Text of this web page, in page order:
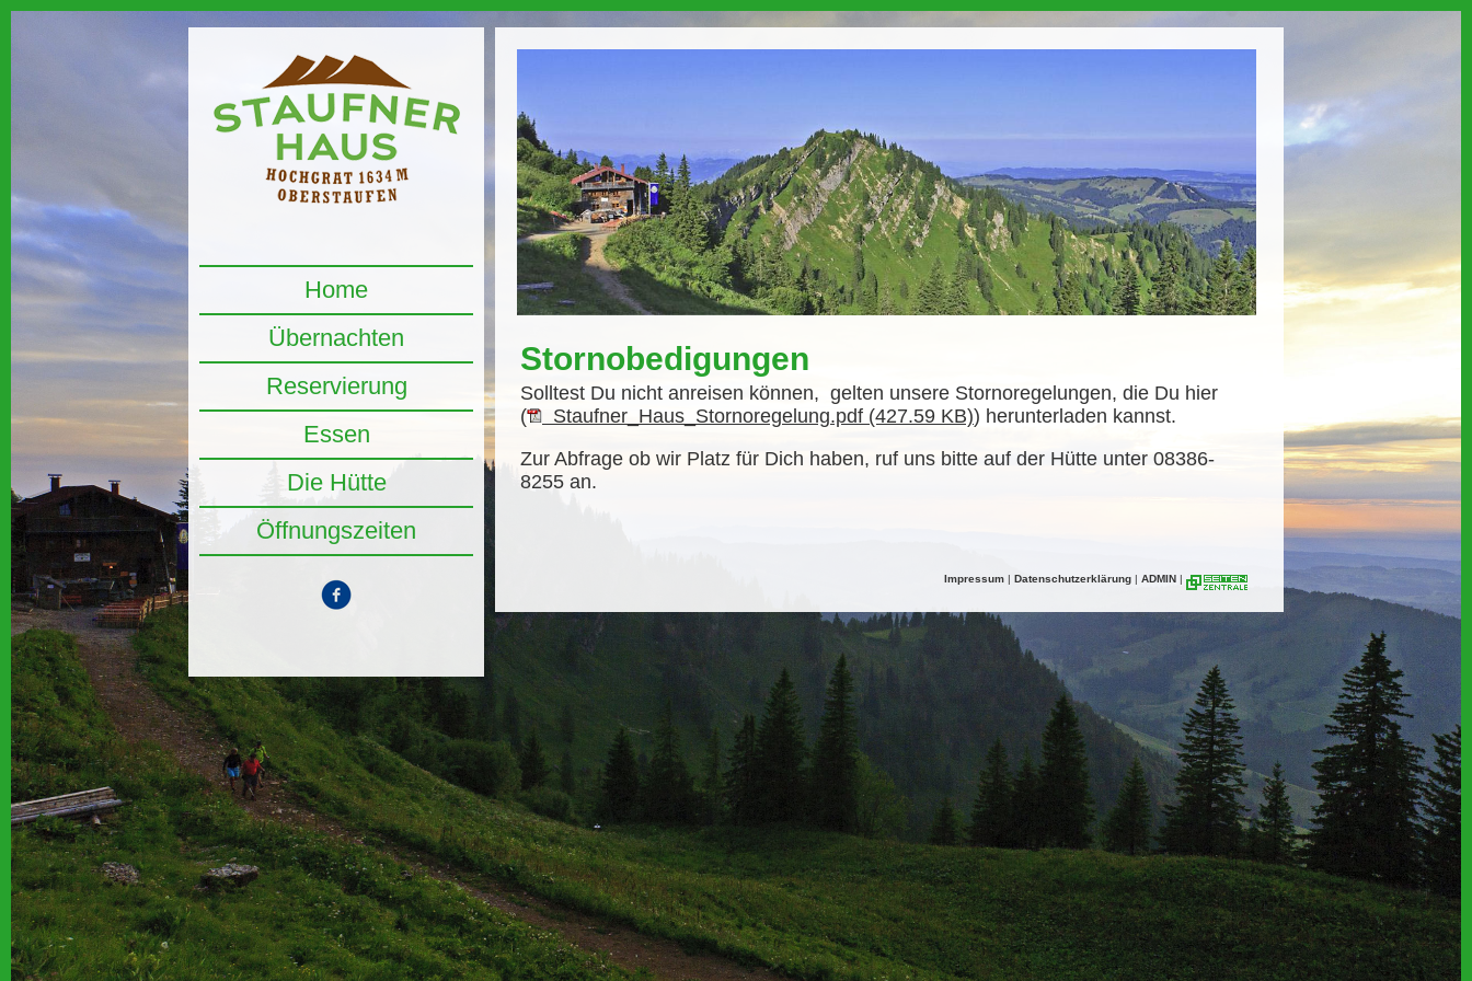
Home
Übernachten
Reservierung
Essen
Die Hütte
Öffnungszeiten
Stornobedigungen
Solltest Du nicht anreisen können, gelten unsere Stornoregelungen, die Du hier
(
Staufner_Haus_Stornoregelung.pdf (427.59 KB)) herunterladen kannst.
Zur Abfrage ob wir Platz für Dich haben, ruf uns bitte auf der Hütte unter 08386-
8255 an.
Impressum | Datenschutzerklärung | ADMIN |